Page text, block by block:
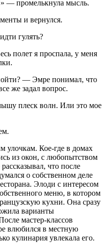
— промелькнула мысль.
и вернулся.
гулять?
полет я проспала, у меня
— Эмре понимал, что
же задал вопрос.
плеск волн. Или это мое
Кое-где в домах
из окон, с любопытством
что после
о собственном деле
Элоди с интересом
меню, в котором
кухни. Она сразу
варианты
мастер-классов
влюбился в местную
кулинария увлекала его.